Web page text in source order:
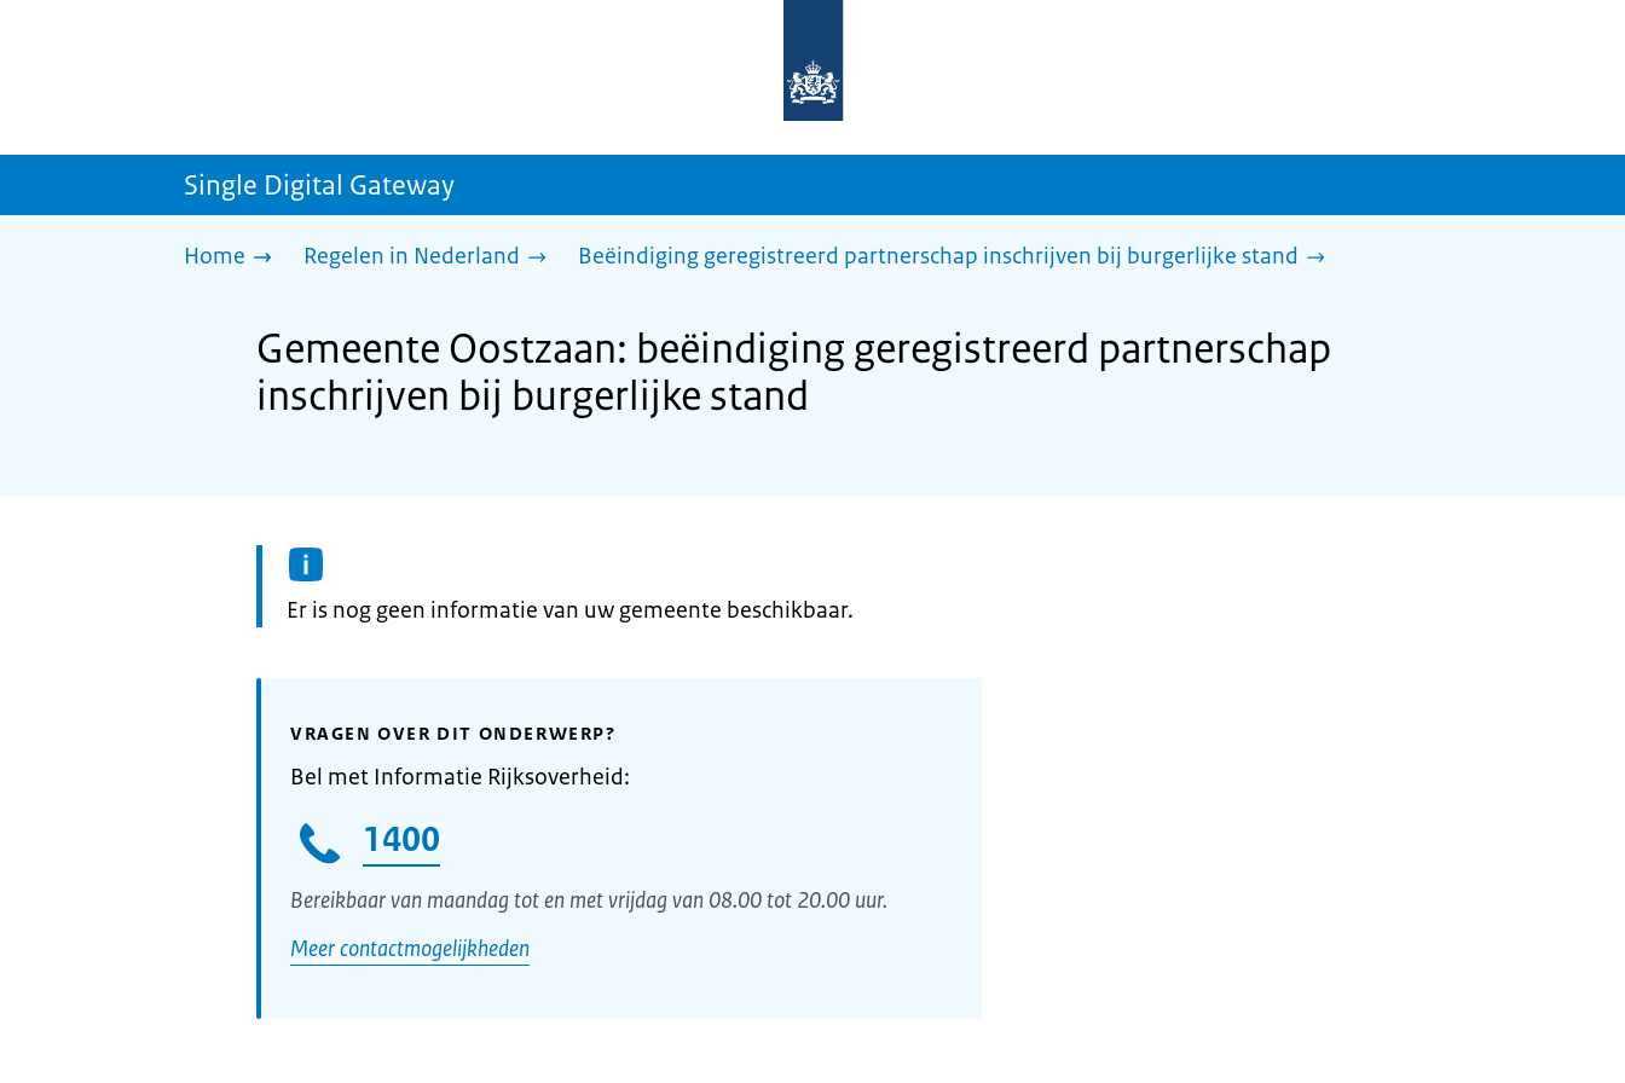
homepage
sdg.rijksoverheid.nl
Single Digital Gateway
Home Regelen in Nederland Beëindiging geregistreerd partnerschap inschrijven bij burgerlijke stand
Gemeente Oostzaan: beëindiging geregistreerd partnerschap
inschrijven bij burgerlijke stand
Informatie:
Er is nog geen informatie van uw gemeente beschikbaar.
VRAGEN OVER DIT ONDERWERP?
Bel met Informatie Rijksoverheid:
1400
Bereikbaar van maandag tot en met vrijdag van 08.00 tot 20.00 uur.
Meer contactmogelijkheden